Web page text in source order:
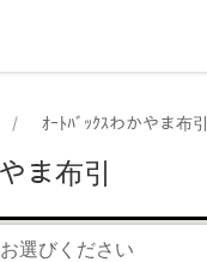
ｵｰﾄﾊﾞｯｸｽわかやま布引
ま布引
選びください